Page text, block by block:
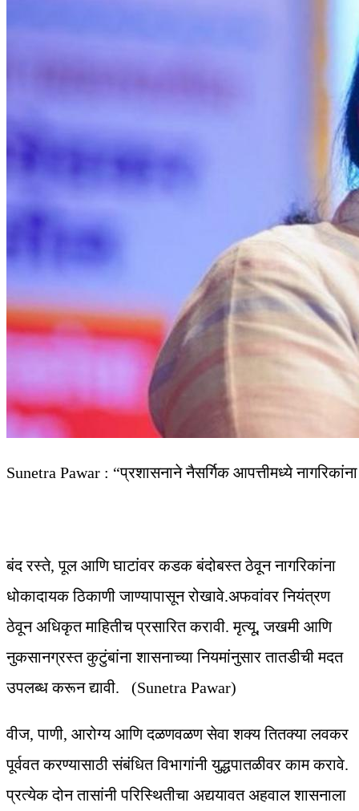
Sunetra Pawar : “प्रशासनाने नैसर्गिक आपत्तीमध्ये
बंद रस्ते, पूल आणि घाटांवर कडक बंदोबस्त ठेवून नागरिकांना
धोकादायक ठिकाणी जाण्यापासून रोखावे.अफवांवर नियंत्रण
ठेवून अधिकृत माहितीच प्रसारित करावी. मृत्यू, जखमी आणि
नुकसानग्रस्त कुटुंबांना शासनाच्या नियमांनुसार तातडीची मदत
उपलब्ध करून द्यावी. (Sunetra Pawar)
वीज, पाणी, आरोग्य आणि दळणवळण सेवा शक्य तितक्या लवकर
पूर्ववत करण्यासाठी संबंधित विभागांनी युद्धपातळीवर काम करावे.
प्रत्येक दोन तासांनी परिस्थितीचा अद्ययावत अहवाल शासनाला